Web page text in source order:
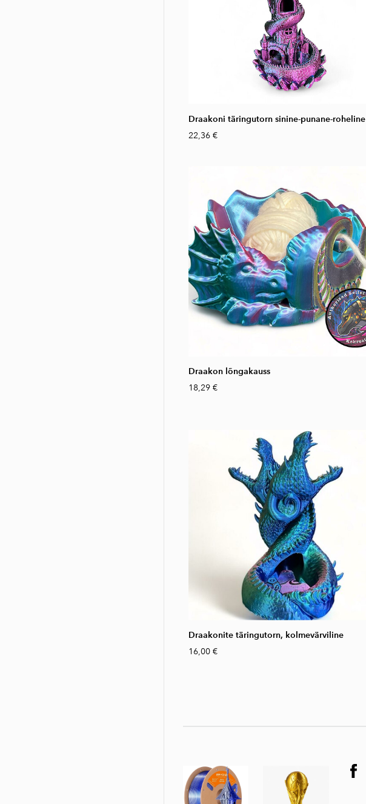
Draakoni täringutorn sinine-punane-roheline
22,36 €
Draakon lõngakauss
18,29 €
Draakonite täringutorn, kolmevärviline
16,00 €